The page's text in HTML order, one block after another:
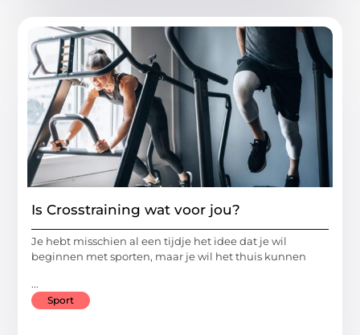
Is Crosstraining wat voor jou?
Je hebt misschien al een tijdje het idee dat je wil
beginnen met sporten, maar je wil het thuis kunnen
...
Sport